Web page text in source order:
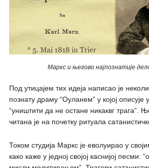
Маркс и његово најпознатије
Под утицајем тих идеја написао је
познату драму “Оуланем” у којој
“уништити да не остане никаквг трага”.
читана је на почетку ритуала
Током студија Маркс је еволуирао у
како каже у једној својој каснијој песми: